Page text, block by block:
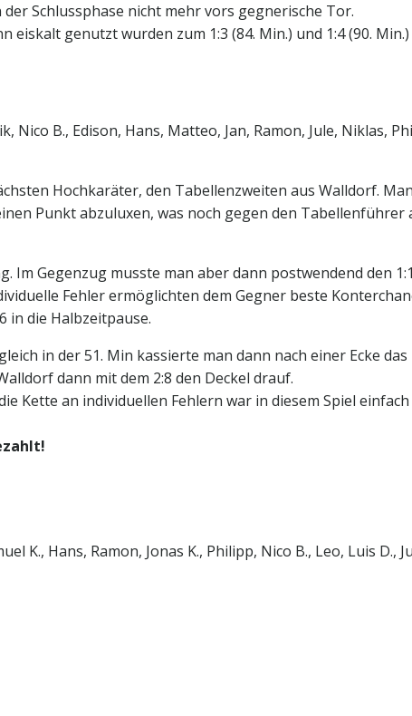
Schlussphase nicht mehr vors gegnerische Tor.
genutzt wurden zum 1:3 (84. Min.) und 1:4 (90. Min.)
Nico B., Edison, Hans, Matteo, Jan, Ramon, Jule, Niklas,
Hochkaräter, den Tabellenzweiten aus Walldorf.
Punkt abzuluxen, was noch gegen den
Im Gegenzug musste man aber dann postwendend den
Fehler ermöglichten dem Gegner beste
in die Halbzeitpause.
in der 51. Min kassierte man dann nach einer Ecke
dann mit dem 2:8 den Deckel drauf.
Kette an individuellen Fehlern war in diesem Spiel einfach
K., Hans, Ramon, Jonas K., Philipp, Nico B., Leo, Luis D.,